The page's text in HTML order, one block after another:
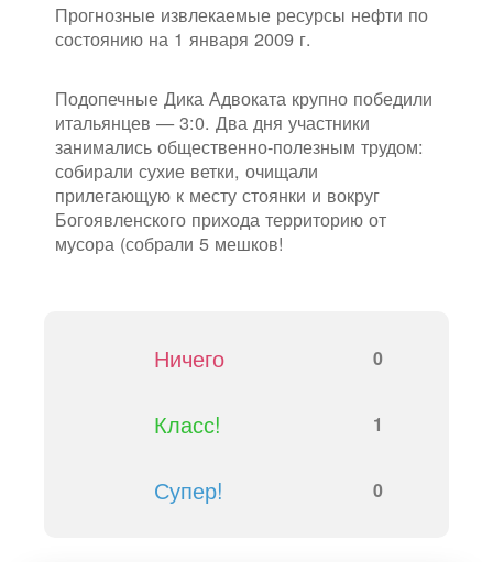
Прогнозные извлекаемые ресурсы нефти по
состоянию на 1 января 2009 г.
Подопечные Дика Адвоката крупно победили
итальянцев — 3:0. Два дня участники
занимались общественно-полезным трудом:
собирали сухие ветки, очищали
прилегающую к месту стоянки и вокруг
Богоявленского прихода территорию от
мусора (собрали 5 мешков!
Ничего 0
Класс! 1
Супер! 0